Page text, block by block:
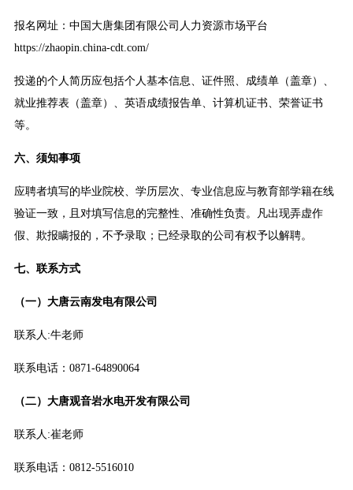
报名网址：中国大唐集团有限公司人力资源市场平台
https://zhaopin.china-cdt.com/
投递的个人简历应包括个人基本信息、证件照、成绩单（盖章）、
就业推荐表（盖章）、英语成绩报告单、计算机证书、荣誉证书
等。
六、须知事项
应聘者填写的毕业院校、学历层次、专业信息应与教育部学籍在线
验证一致，且对填写信息的完整性、准确性负责。凡出现弄虚作
假、欺报瞒报的，不予录取；已经录取的公司有权予以解聘。
七、联系方式
（一）大唐云南发电有限公司
联系人:牛老师
联系电话：0871-64890064
（二）大唐观音岩水电开发有限公司
联系人:崔老师
联系电话：0812-5516010